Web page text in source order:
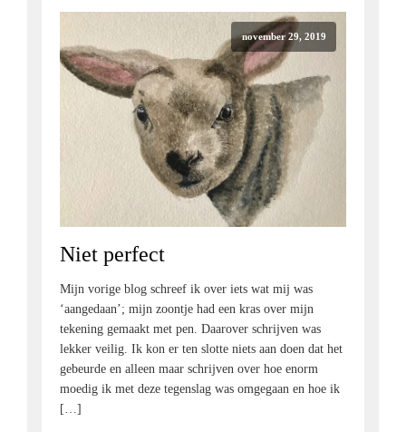
november 29, 2019
Niet perfect
Mijn vorige blog schreef ik over iets wat mij was
‘aangedaan’; mijn zoontje had een kras over mijn
tekening gemaakt met pen. Daarover schrijven was
lekker veilig. Ik kon er ten slotte niets aan doen dat het
gebeurde en alleen maar schrijven over hoe enorm
moedig ik met deze tegenslag was omgegaan en hoe ik
[…]